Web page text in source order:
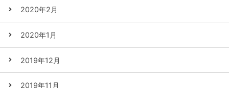
2020年2月
2020年1月
2019年12月
2019年11月